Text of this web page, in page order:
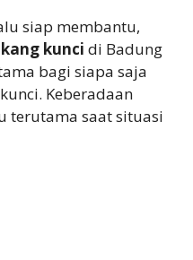
siap membantu,
kunci di Badung
bagi siapa saja
Keberadaan
terutama saat situasi